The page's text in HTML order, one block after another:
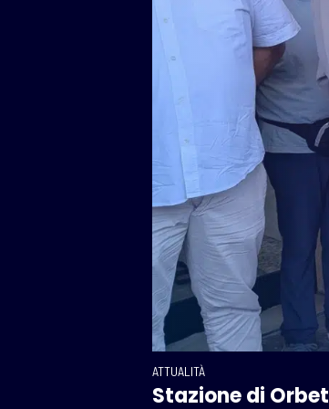
ATTUALITÀ
Stazione di